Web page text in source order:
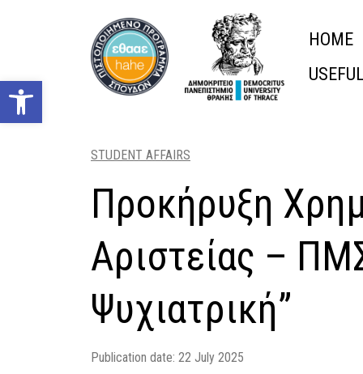
Ανοίξτε τη γραμμή
HOME
STUDENT AFFAIRS
Προκήρυξη
Αριστείας –
Ψυχιατρική”
Publication date: 22 July 2025